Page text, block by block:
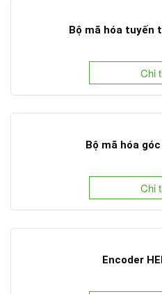
Bộ mã hóa tuyến
Chi
Bộ mã hóa góc
Chi
Encoder